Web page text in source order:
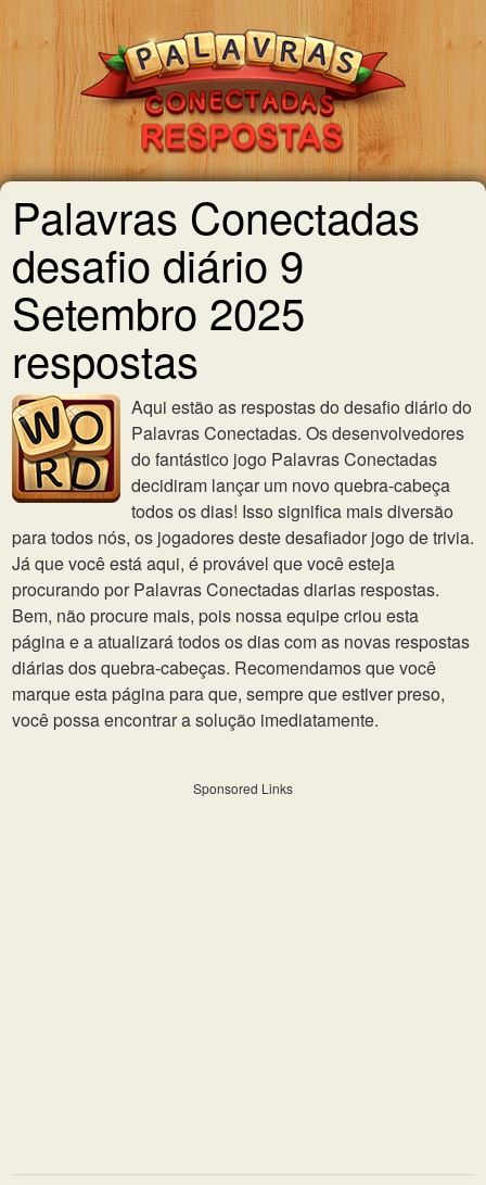
Palavras Conectadas
desafio diário 9
Setembro 2025
respostas
Aqui estão as respostas do desafio diário do
Palavras Conectadas. Os desenvolvedores
do fantástico jogo Palavras Conectadas
decidiram lançar um novo quebra-cabeça
todos os dias! Isso significa mais diversão
para todos nós, os jogadores deste desafiador jogo de trivia.
Já que você está aqui, é provável que você esteja
procurando por Palavras Conectadas diarias respostas.
Bem, não procure mais, pois nossa equipe criou esta
página e a atualizará todos os dias com as novas respostas
diárias dos quebra-cabeças. Recomendamos que você
marque esta página para que, sempre que estiver preso,
você possa encontrar a solução imediatamente.
Sponsored Links